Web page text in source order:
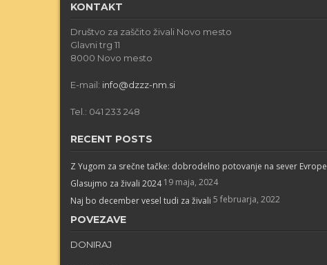
KONTAKT
Društvo za zaščito živali Novo mesto
Glavni trg 11
8000 Novo mesto
E-mail: info@dzzz-nm.si
Tel.: 041 233 248
RECENT POSTS
Z Yugom za srečne tačke: dobrodelno potovanje na sever Evrope
Glasujmo za živali 2024 19 maja, 2024
Naj bo december vesel tudi za živali 5 februarja, 2022
POVEZAVE
DONIRAJ